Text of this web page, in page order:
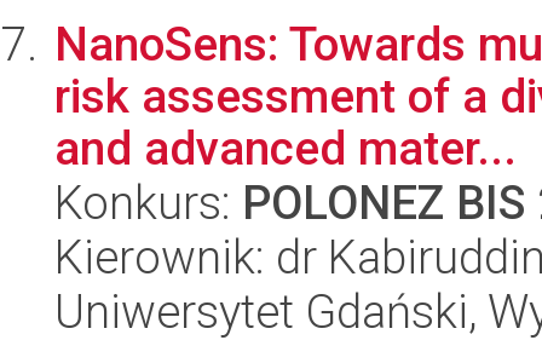
NanoSens: Towards
risk assessment of a
and advanced mater...
Konkurs: POLONEZ BIS
Kierownik: dr
Uniwersytet Gdański,